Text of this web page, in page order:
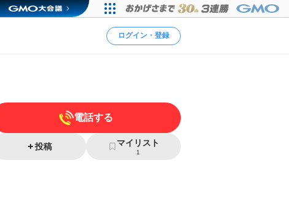
ログイン・登録
電話する
投稿 マイリスト
1